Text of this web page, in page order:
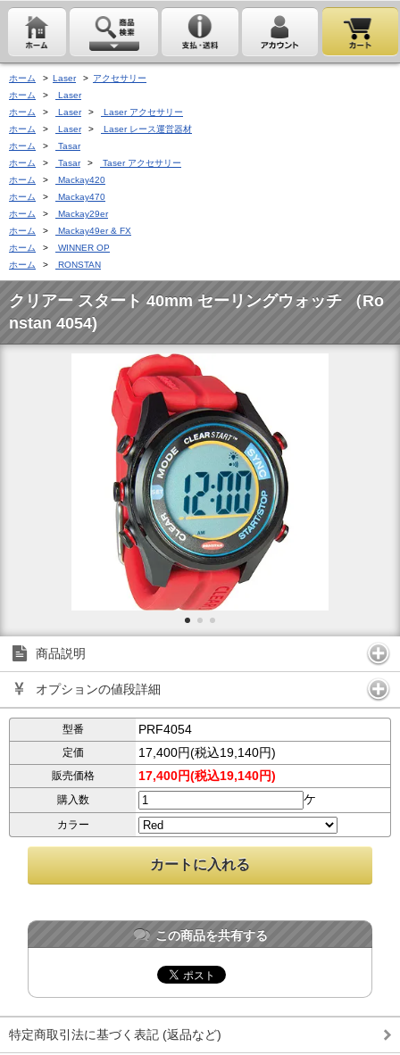
ホーム > Laser > アクセサリー
ホーム
>
Laser
ホーム
> Laser >
Laser アクセサリー
ホーム
> Laser >
Laser レース運営器材
ホーム
>
Tasar
ホーム
> Tasar >
Taser アクセサリー
ホーム
>
Mackay420
ホーム
>
Mackay470
ホーム
>
Mackay29er
ホーム
>
Mackay49er & FX
ホーム
>
WINNER OP
ホーム
> RONSTAN
クリアー スタート 40mm セーリングウォッチ （Ro
nstan 4054)
商品説明
オプションの値段詳細
型番 PRF4054
定価 17,400円(税込19,140円)
販売価格 17,400円(税込19,140円)
購入数 ケ
カラー
この商品を共有する
特定商取引法に基づく表記 (返品など)